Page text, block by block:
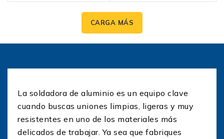
CARGA MÁS
La soldadora de aluminio es un equipo clave
cuando buscas uniones limpias, ligeras y muy
resistentes en uno de los materiales más
delicados de trabajar. Ya sea que fabriques